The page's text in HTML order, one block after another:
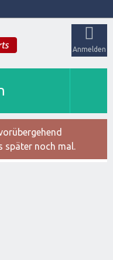
Anmelden
später noch mal.